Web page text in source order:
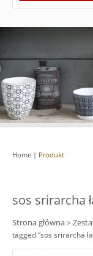
Home | Produkt
sos srirarcha
Strona główna>
tagged “sos srirarcha